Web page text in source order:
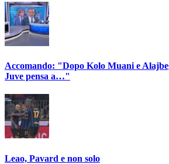
Accomando: "Dopo Kolo Muani e
Juve pensa a…"
Leao, Pavard e non solo